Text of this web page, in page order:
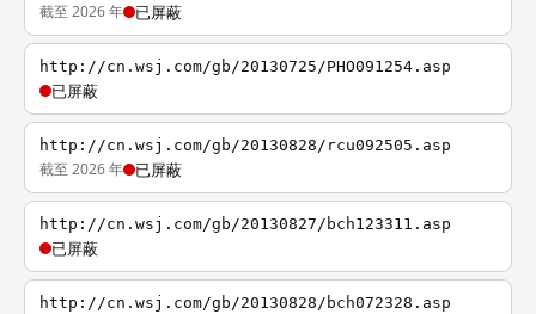
截至 2026 年 已屏蔽
http://cn.wsj.com/gb/20130725/PHO091254.asp
已屏蔽
http://cn.wsj.com/gb/20130828/rcu092505.asp
截至 2026 年 已屏蔽
http://cn.wsj.com/gb/20130827/bch123311.asp
已屏蔽
http://cn.wsj.com/gb/20130828/bch072328.asp